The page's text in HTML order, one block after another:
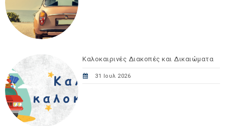
Καλοκαιρινές Διακοπές και Δικαιώματα
31 Ιουλ 2026